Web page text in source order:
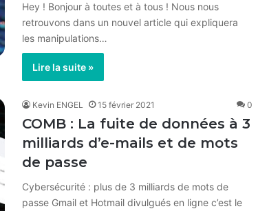
Hey ! Bonjour à toutes et à tous ! Nous nous
retrouvons dans un nouvel article qui expliquera
les manipulations…
Lire la suite »
Kevin ENGEL 15 février 2021 0
COMB : La fuite de données à 3
milliards d’e-mails et de mots
de passe
Cybersécurité : plus de 3 milliards de mots de
passe Gmail et Hotmail divulgués en ligne c’est le